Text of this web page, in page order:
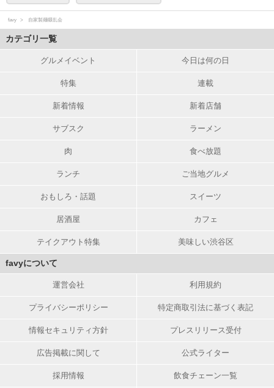
favy 自家製麺啜乱会
カテゴリ一覧
グルメイベント 今日は何の日
特集 連載
新着情報 新着店舗
サブスク ラーメン
肉 食べ放題
ランチ ご当地グルメ
おもしろ・話題 スイーツ
居酒屋 カフェ
テイクアウト特集 美味しい渋谷区
favyについて
運営会社 利用規約
プライバシーポリシー 特定商取引法に基づく表記
情報セキュリティ方針 プレスリリース受付
広告掲載に関して 公式ライター
採用情報 飲食チェーン一覧